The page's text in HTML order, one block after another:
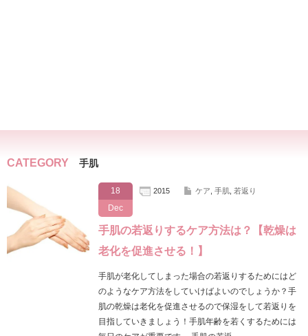
CATEGORY 手肌
18
Dec
2015 ケア 手肌, 若返り
手肌の若返りするケア方法は？【乾燥は
老化を促進させる！】
手肌が老化してしまった場合の若返りするためにはど
のようなケア方法をしていけばよいのでしょうか？手
肌の乾燥は老化を促進させるので保湿をして若返りを
目指していきましょう！手肌年齢を若くするためには